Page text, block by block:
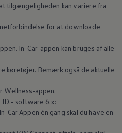
tilgængeligheden kan variere fra
for at downloade
In-Car-appen kan bruges af alle
køretøjer. Bemærk også de aktuelle
Wellness-appen.
ID.- software 6.x:
Car Appen én gang skal du have en